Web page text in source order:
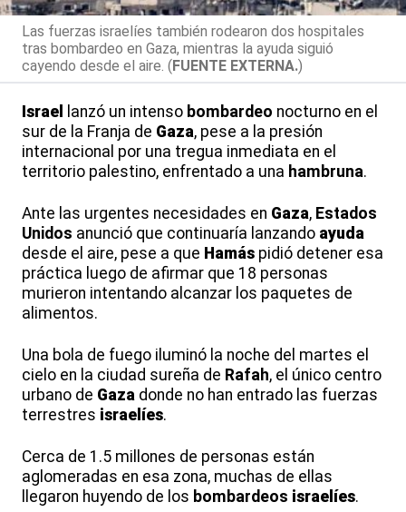
Las fuerzas israelíes también rodearon dos hospitales
tras bombardeo en Gaza, mientras la ayuda siguió
cayendo desde el aire. (FUENTE EXTERNA.)
Israel lanzó un intenso bombardeo nocturno en el
sur de la Franja de Gaza, pese a la presión
internacional por una tregua inmediata en el
territorio palestino, enfrentado a una hambruna.
Ante las urgentes necesidades en Gaza, Estados
Unidos anunció que continuaría lanzando ayuda
desde el aire, pese a que Hamás pidió detener esa
práctica luego de afirmar que 18 personas
murieron intentando alcanzar los paquetes de
alimentos.
Una bola de fuego iluminó la noche del martes el
cielo en la ciudad sureña de Rafah, el único centro
urbano de Gaza donde no han entrado las fuerzas
terrestres israelíes.
Cerca de 1.5 millones de personas están
aglomeradas en esa zona, muchas de ellas
llegaron huyendo de los bombardeos israelíes.